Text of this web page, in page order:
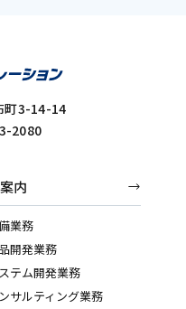
町3-14-14
2080
内
業務
開発業務
テム開発業務
サルティング業務